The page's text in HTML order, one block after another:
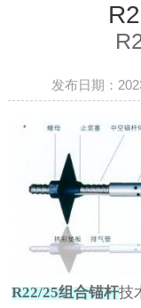
发布日期：
R22/25组合锚杆技